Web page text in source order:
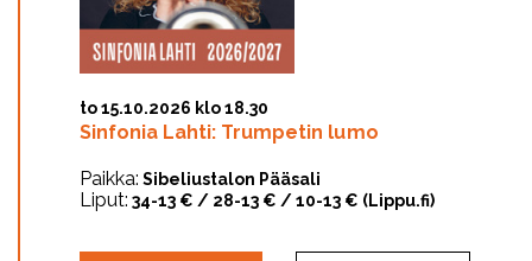
to 15.10.2026 klo 18.30
Sinfonia Lahti: Trumpetin lumo
Paikka: Sibeliustalon Pääsali
Liput: 34-13 € / 28-13 € / 10-13 € (Lippu.fi)